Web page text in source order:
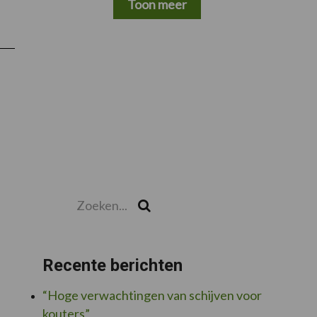
Toon meer
Recente berichten
“Hoge verwachtingen van schijven voor
kouters”